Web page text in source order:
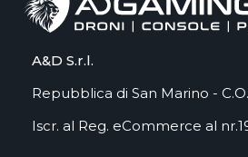
A&D S.r.l.
Repubblica di San Marino -
Iscr. al Reg. eCommerce al